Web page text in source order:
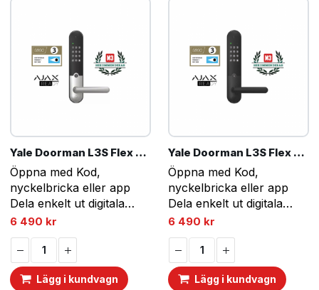
Yale Doorman L3S Flex – Borstat Stål
Öppna med Kod,
nyckelbricka eller app
Dela enkelt ut digitala
nycklar.
Automatisk låsning och
upplåsning
Inbyggd ringklocka
Integrera med Ajax
6 490 kr
Lägg i kundvagn
Yale Doorman L3S Flex – Svart
Öppna med Kod,
nyckelbricka eller app
Dela enkelt ut digitala
nycklar.
Automatisk låsning och
upplåsning
Inbyggd ringklocka
Integrera med Ajax
6 490 kr
Lägg i kundvagn